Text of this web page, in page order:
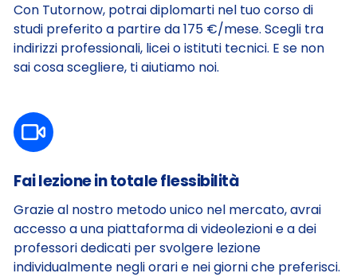
Con Tutornow, potrai diplomarti nel tuo corso di
studi preferito a partire da 175 €/mese. Scegli tra
indirizzi professionali, licei o istituti tecnici. E se non
sai cosa scegliere, ti aiutiamo noi.
Fai lezione in totale flessibilità
Grazie al nostro metodo unico nel mercato, avrai
accesso a una piattaforma di videolezioni e a dei
professori dedicati per svolgere lezione
individualmente negli orari e nei giorni che preferisci.